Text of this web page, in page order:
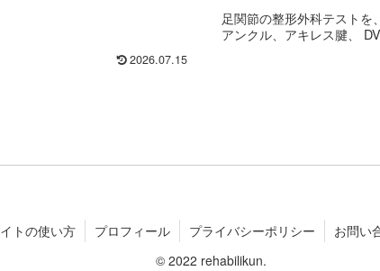
2026.07.15
足関節の整形外科テスト
アンクル、アキレス腱、
トの使い方 プロフィール プライバシーポリシー
お問い
© 2022 rehabilikun.